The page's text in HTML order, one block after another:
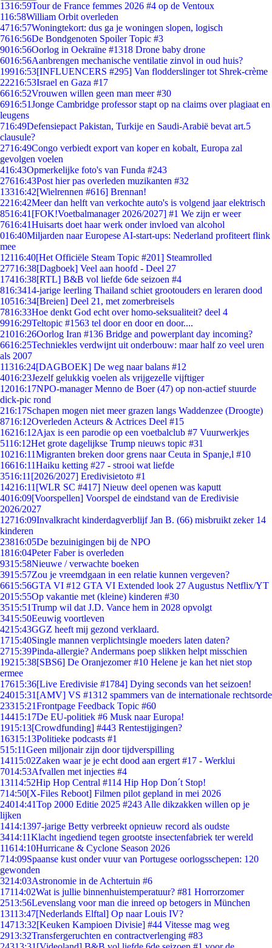
1316:59Tour de France femmes 2026 #4 op de Ventoux
116:58William Orbit overleden
4716:57Woningtekort: dus ga je woningen slopen, logisch
7616:56De Bondgenoten Spoiler Topic #3
9016:56Oorlog in Oekraïne #1318 Drone baby drone
6016:56Aanbrengen mechanische ventilatie zinvol in oud huis?
19916:53[INFLUENCERS #295] Van flodderslinger tot Shrek-crème
22216:53Israel en Gaza #17
6616:52Vrouwen willen geen man meer #30
6916:51Jonge Cambridge professor stapt op na claims over plagiaat en
leugens
716:49Defensiepact Pakistan, Turkije en Saudi-Arabië bevat art.5
clausule?
2716:49Congo verbiedt export van koper en kobalt, Europa zal
gevolgen voelen
416:43Opmerkelijke foto's van Funda #243
27616:43Post hier pas overleden muzikanten #32
13316:42[Wielrennen #616] Brennan!
2216:42Meer dan helft van verkochte auto's is volgend jaar elektrisch
8516:41 [FOK!Voetbalmanager 2026/2027] #1 We zijn er weer
7616:41Huisarts doet haar werk onder invloed van alcohol
016:40Miljarden naar Europese AI-start-ups: Nederland profiteert flink
mee
12116:40[Het Officiële Steam Topic #201] Steamrolled
27716:38[Dagboek] Veel aan hoofd - Deel 27
17416:38[RTL] B&B vol liefde 6de seizoen #4
816:3414-jarige leerling Thailand schiet grootouders en leraren dood
10516:34[Breien] Deel 21, met zomerbreisels
7816:33Hoe denkt God echt over homo-seksualiteit? deel 4
9916:29Teltopic #1563 tel door en door en door....
21016:26Oorlog Iran #136 Bridge and powerplant day incoming?
6616:25Techniekles verdwijnt uit onderbouw: maar half zo veel uren
als 2007
11316:24[DAGBOEK] De weg naar balans #12
4016:23Jezelf gelukkig voelen als vrijgezelle vijftiger
12016:17NPO-manager Menno de Boer (47) op non-actief stuurde
dick-pic rond
216:17Schapen mogen niet meer grazen langs Waddenzee (Droogte)
8716:12Overleden Acteurs & Actrices Deel #15
16216:12Ajax is een parodie op een voetbalclub #7 Vuurwerkjes
5116:12Het grote dagelijkse Trump nieuws topic #31
10216:11Migranten breken door grens naar Ceuta in Spanje,l #10
16616:11Haiku ketting #27 - strooi wat liefde
3516:11 [2026/2027] Eredivisietoto #1
14216:11 [WLR SC #417] Nieuw deel openen was kaputt
4016:09[Voorspellen] Voorspel de eindstand van de Eredivisie
2026/2027
12716:09Invalkracht kinderdagverblijf Jan B. (66) misbruikt zeker 14
kinderen
23816:05De bezuinigingen bij de NPO
1816:04Peter Faber is overleden
9315:58Nieuwe / verwachte boeken
3915:57Zou je vreemdgaan in een relatie kunnen vergeven?
6615:56GTA VI #12 GTA VI Extended look 27 Augustus Netflix/YT
2015:55Op vakantie met (kleine) kinderen #30
3515:51Trump wil dat J.D. Vance hem in 2028 opvolgt
3415:50Eeuwig voortleven
4215:43GGZ heeft mij gezond verklaard.
1715:40Single mannen verplichtsingle moeders laten daten?
2715:39Pinda-allergie? Andermans poep slikken helpt misschien
19215:38[SBS6] De Oranjezomer #10 Helene je kan het niet stop
ermee
17615:36[Live Eredivisie #1784] Dying seconds van het seizoen!
24015:31 [AMV] VS #1312 spammers van de internationale rechtsorde
23315:21Frontpage Feedback Topic #60
14415:17De EU-politiek #6 Musk naar Europa!
1915:13[Crowdfunding] #443 Rentestijgingen?
16315:13Politieke podcasts #1
515:11Geen miljonair zijn door tijdverspilling
14115:02Zaken waar je je echt dood aan ergert #17 - Werklui
7014:53Afvallen met injecties #4
13114:52Hip Hop Central #114 Hip Hop Don´t Stop!
714:50[X-Files Reboot] Filmen pilot gepland in mei 2026
24014:41Top 2000 Editie 2025 #243 Alle dikzakken willen op je
lijken
1414:1397-jarige Betty verbreekt opnieuw record als oudste
3414:11Klacht ingediend tegen grootste insectenfabriek ter wereld
11614:10Hurricane & Cyclone Season 2026
714:09Spaanse kust onder vuur van Portugese oorlogsschepen: 120
gewonden
3214:03Astronomie in de Achtertuin #6
17114:02Wat is jullie binnenhuistemperatuur? #81 Horrorzomer
2513:56Levenslang voor man die inreed op betogers in München
13113:47[Nederlands Elftal] Op naar Louis IV?
14713:32[Keuken Kampioen Divisie] #44 Vitesse mag weg
2913:32Transfergeruchten en contractverlenging #83